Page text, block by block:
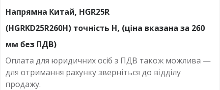
Напрямна Китай, HGR25R
(HGRKD25R260H) точність H, (ціна вказана за 260
мм без ПДВ)
Оплата для юридичних осіб з ПДВ також можлива —
для отримання рахунку зверніться до відділу
продажу.